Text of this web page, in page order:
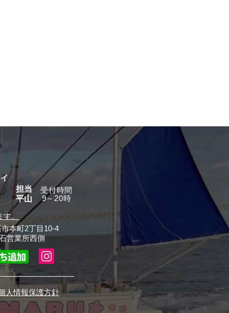
担当
平山
​受付時間
9～20時
。
本町2丁目10-4
営業所西側
人情報保護方針